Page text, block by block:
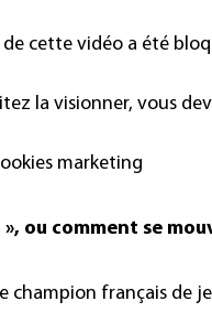
de cette vidéo a été
la visionner, vous
marketing
», ou comment se
champion français de